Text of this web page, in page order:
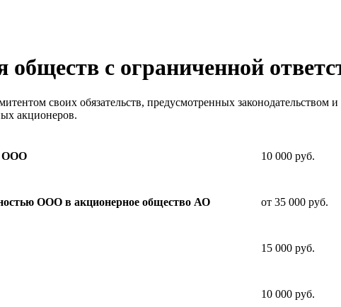
с ограниченной
своих обязательств, предусмотренных законодательством
акционеров.
ООО 10 000 руб.
ООО в акционерное общество АО от 35 000 руб.
15 000 руб.
10 000 руб.